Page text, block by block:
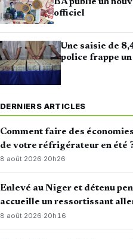
BA publie un
officiel
Une saisie de
police frappe
DERNIERS ARTICLES
Comment faire des
de votre réfrigérateur en été
8 août 2026·20h26
Enlevé au Niger et détenu
accueille un ressortissant
8 août 2026·20h16